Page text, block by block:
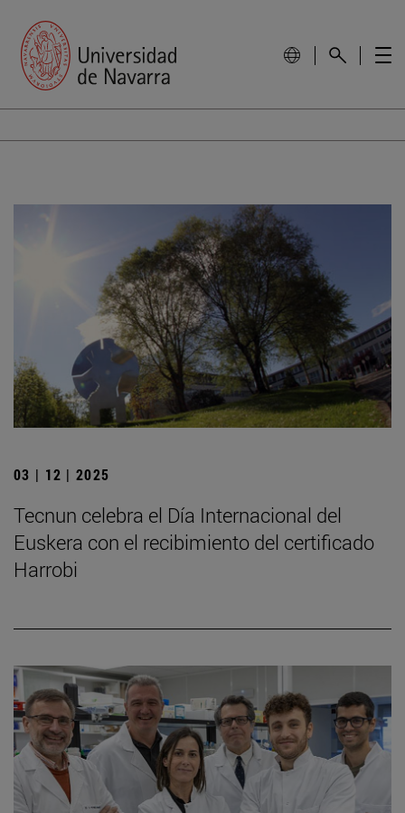
03 | 12 | 2025
Tecnun celebra el Día Internacional del
Euskera con el recibimiento del certificado
Harrobi